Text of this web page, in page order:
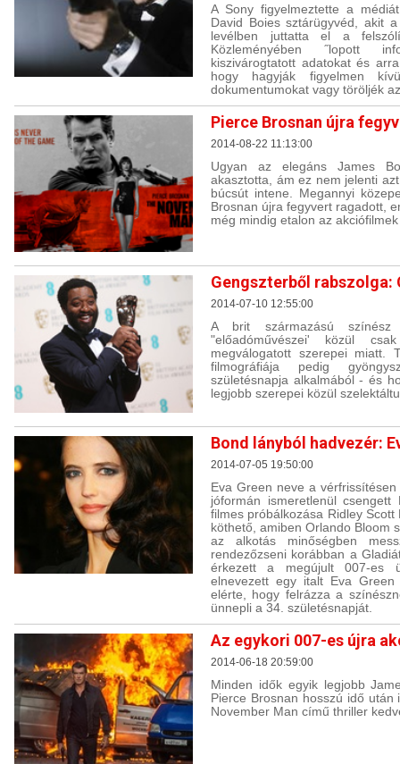
A Sony figyelmeztette a
David Boies sztárügyvéd, akit
levélben juttatta el a
Közleményében ˝lopott
kiszivárogtatott adatokat és
hogy hagyják figyelmen
dokumentumokat vagy töröljék
Pierce Brosnan újra
2014-08-22 11:13:00
Ugyan az elegáns James
akasztotta, ám ez nem jelenti
búcsút intene. Megannyi
Brosnan újra fegyvert ragadott,
még mindig etalon az
Gengszterből rabszolga:
2014-07-10 12:55:00
A brit származású
"előadóművészei' közül
megválogatott szerepei miatt.
filmográfiája pedig
születésnapja alkalmából - és
legjobb szerepei közül
Bond lányból hadvezér:
2014-07-05 19:50:00
Eva Green neve a
jóformán ismeretlenül csengett
filmes próbálkozása Ridley
köthető, amiben Orlando Bloom
az alkotás minőségben
rendezőzseni korábban a
érkezett a megújult 007-es
elnevezett egy italt Eva
elérte, hogy felrázza a
ünnepli a 34. születésnapját.
Az egykori 007-es újra
2014-06-18 20:59:00
Minden idők egyik legjobb
Pierce Brosnan hosszú idő
November Man című thriller